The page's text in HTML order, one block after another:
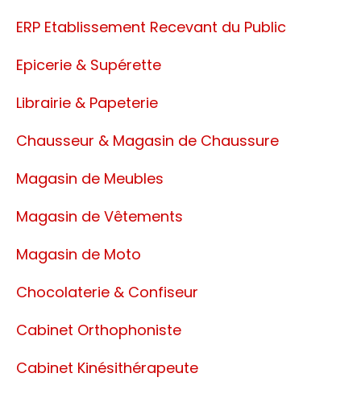
ERP Etablissement Recevant du Public
Epicerie & Supérette
Librairie & Papeterie
Chausseur & Magasin de Chaussure
Magasin de Meubles
Magasin de Vêtements
Magasin de Moto
Chocolaterie & Confiseur
Cabinet Orthophoniste
Cabinet Kinésithérapeute